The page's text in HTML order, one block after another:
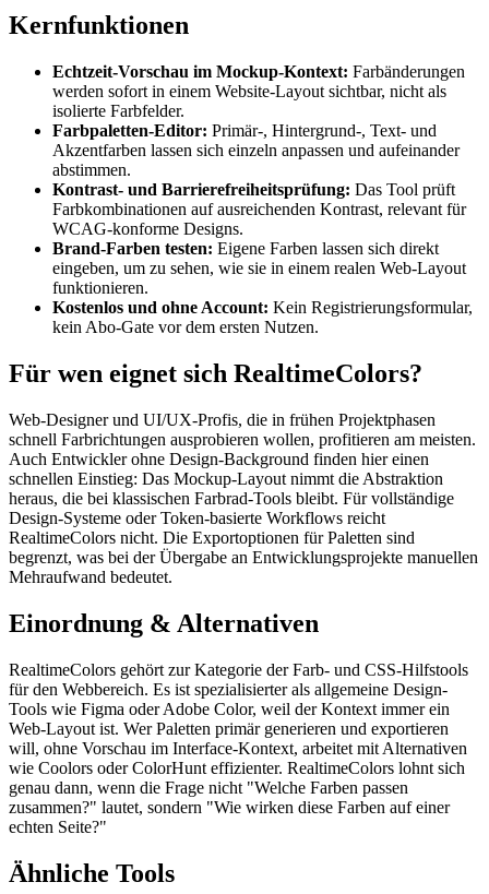
Kernfunktionen
Echtzeit-Vorschau im Mockup-Kontext: Farbänderungen
werden sofort in einem Website-Layout sichtbar, nicht als
isolierte Farbfelder.
Farbpaletten-Editor: Primär-, Hintergrund-, Text- und
Akzentfarben lassen sich einzeln anpassen und aufeinander
abstimmen.
Kontrast- und Barrierefreiheitsprüfung: Das Tool prüft
Farbkombinationen auf ausreichenden Kontrast, relevant für
WCAG-konforme Designs.
Brand-Farben testen: Eigene Farben lassen sich direkt
eingeben, um zu sehen, wie sie in einem realen Web-Layout
funktionieren.
Kostenlos und ohne Account: Kein Registrierungsformular,
kein Abo-Gate vor dem ersten Nutzen.
Für wen eignet sich RealtimeColors?
Web-Designer und UI/UX-Profis, die in frühen Projektphasen
schnell Farbrichtungen ausprobieren wollen, profitieren am meisten.
Auch Entwickler ohne Design-Background finden hier einen
schnellen Einstieg: Das Mockup-Layout nimmt die Abstraktion
heraus, die bei klassischen Farbrad-Tools bleibt. Für vollständige
Design-Systeme oder Token-basierte Workflows reicht
RealtimeColors nicht. Die Exportoptionen für Paletten sind
begrenzt, was bei der Übergabe an Entwicklungsprojekte manuellen
Mehraufwand bedeutet.
Einordnung & Alternativen
RealtimeColors gehört zur Kategorie der Farb- und CSS-Hilfstools
für den Webbereich. Es ist spezialisierter als allgemeine Design-
Tools wie Figma oder Adobe Color, weil der Kontext immer ein
Web-Layout ist. Wer Paletten primär generieren und exportieren
will, ohne Vorschau im Interface-Kontext, arbeitet mit Alternativen
wie Coolors oder ColorHunt effizienter. RealtimeColors lohnt sich
genau dann, wenn die Frage nicht "Welche Farben passen
zusammen?" lautet, sondern "Wie wirken diese Farben auf einer
echten Seite?"
Ähnliche Tools